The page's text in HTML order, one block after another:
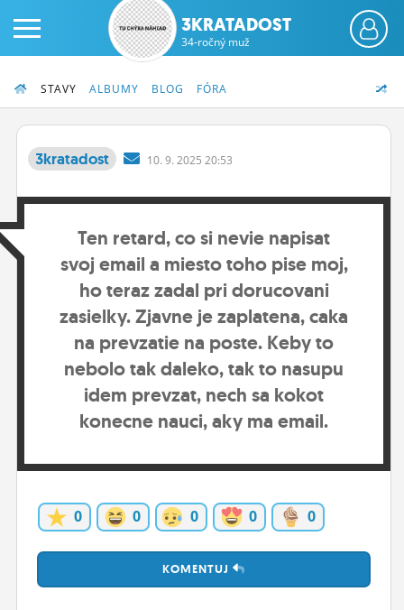
ČINŽIAK
FÓRUM
STATUSY
BLOGY
OBRÁZKY
ĽUDIA
MÔJ PROFIL
NASTAVENIA
ROLETA
3KRATADOST
34-ročný muž
STAVY ALBUMY BLOG FÓRA
3kratadost 10. 9. 2025 20:53
Ten retard, co si nevie napisat
svoj email a miesto toho pise moj,
ho teraz zadal pri dorucovani
zasielky. Zjavne je zaplatena, caka
na prevzatie na poste. Keby to
nebolo tak daleko, tak to nasupu
idem prevzat, nech sa kokot
konecne nauci, aky ma email.
0 0 0 0 0
KOMENTUJ